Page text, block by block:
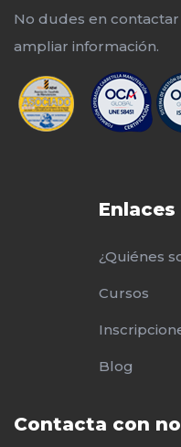
No dudes en
ampliar información.
¿Quiénes
Cursos
Blog
Contacta con